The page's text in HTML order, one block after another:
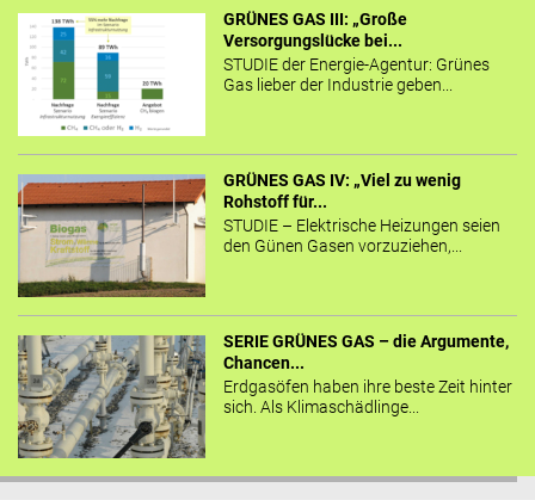
GRÜNES GAS III: „Große
Versorgungslücke bei...
STUDIE der Energie-Agentur: Grünes
Gas lieber der Industrie geben...
GRÜNES GAS IV: „Viel zu wenig
Rohstoff für...
STUDIE – Elektrische Heizungen seien
den Günen Gasen vorzuziehen,...
SERIE GRÜNES GAS – die Argumente,
Chancen...
Erdgasöfen haben ihre beste Zeit hinter
sich. Als Klimaschädlinge...